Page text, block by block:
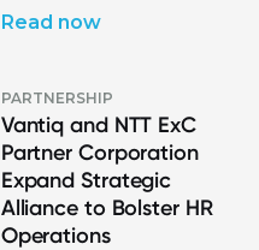
Read now
PARTNERSHIP
Vantiq and NTT ExC
Partner Corporation
Expand Strategic
Alliance to Bolster HR
Operations